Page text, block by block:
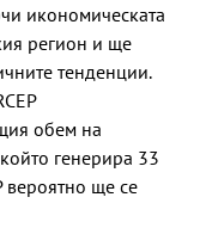
икономическата
регион и ще
тенденции.
обем на
генерира 33
вероятно ще се